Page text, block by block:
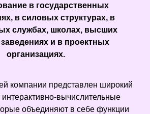
в государственных
в силовых структурах, в
службах, школах, высших
и в проектных
организациях.
компании представлен широкий
интерактивно-вычислительные
объединяют в себе функции